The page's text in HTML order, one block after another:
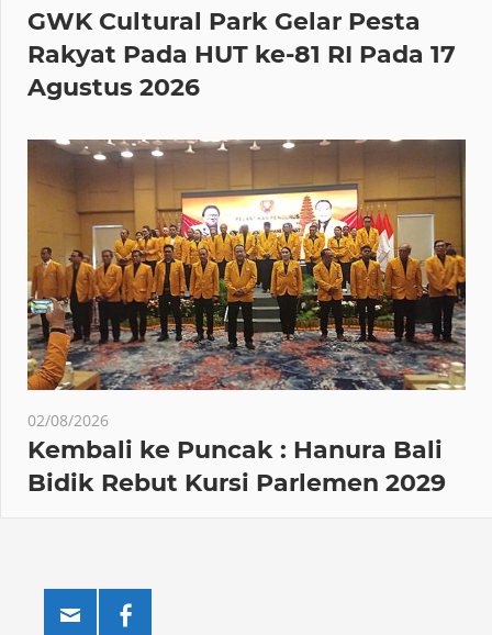
GWK Cultural Park Gelar Pesta
Rakyat Pada HUT ke-81 RI Pada 17
Agustus 2026
02/08/2026
Kembali ke Puncak : Hanura Bali
Bidik Rebut Kursi Parlemen 2029